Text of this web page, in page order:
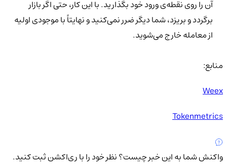
آن را روی نقطه‌ی ورود خود بگذارید. با این کار، حتی اگر بازار
برگردد و بریزد، شما دیگر ضرر نمی‌کنید و نهایتاً با موجودی اولیه
از معامله خارج می‌شوید.
منابع:
Weex
Tokenmetrics
واکنش شما به این خبر چیست؟نظر خود را با ری‌اکشن ثبت کنید.